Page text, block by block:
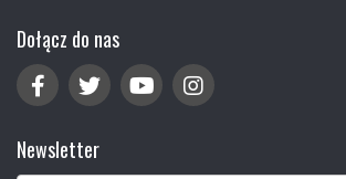
Dołącz do nas
Newsletter